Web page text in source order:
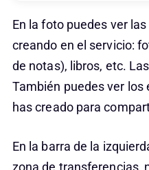
En la foto puedes ver
creando en el servicio:
de notas), libros, etc.
También puedes ver
has creado para
En la barra de la